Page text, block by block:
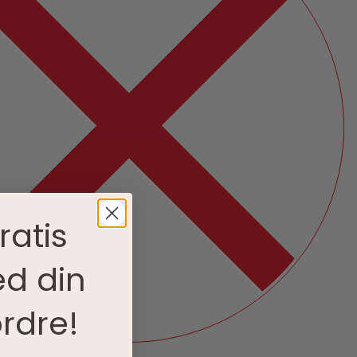
din